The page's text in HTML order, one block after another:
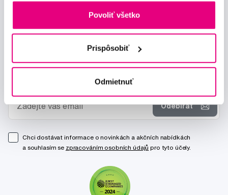
Povoliť všetko
Prispôsobiť
Odmietnuť
Odebírat
Chci dostávat informace o novinkách a akčních nabídkách
a souhlasím se zpracováním osobních údajů pro tyto účely.